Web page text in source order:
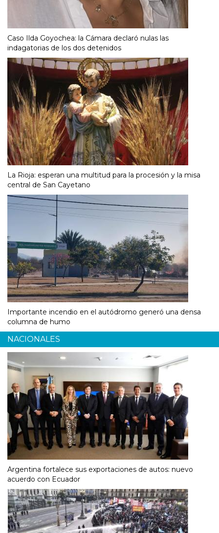
Caso Ilda Goyochea: la Cámara declaró nulas las
indagatorias de los dos detenidos
La Rioja: esperan una multitud para la procesión y la misa
central de San Cayetano
Importante incendio en el autódromo generó una densa
columna de humo
NACIONALES
Argentina fortalece sus exportaciones de autos: nuevo
acuerdo con Ecuador